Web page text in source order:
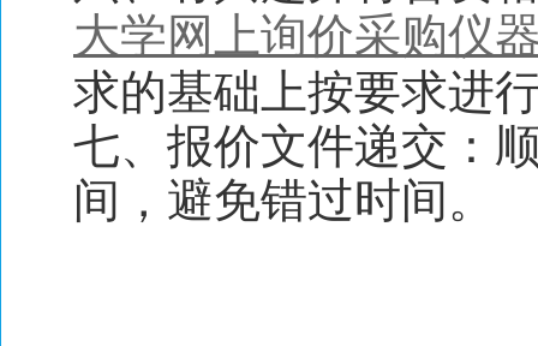
大学网上询价采购仪
求的基础上按要求进
七、报价文件递交：
间，避免错过时间。